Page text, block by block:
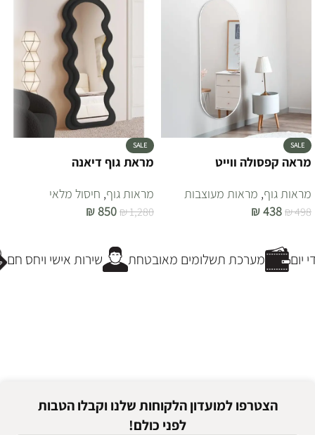
SALE
מראה קפסולה ווייט
מראות גוף, מראות מעוצבות
₪498
₪438
SALE
מראת גוף דיאנה
מראות גוף, חיסול מלאי
₪1,280
₪850
שירות אישי ויחס חם מערכת תשלומים מאובטחת
הצטרפו למועדון הלקוחות שלנו וקבלו הטבות
לפני כולם!